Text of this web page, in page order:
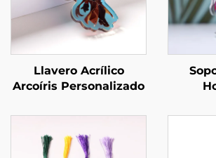
Llavero Acrílico
Arcoíris Personalizado